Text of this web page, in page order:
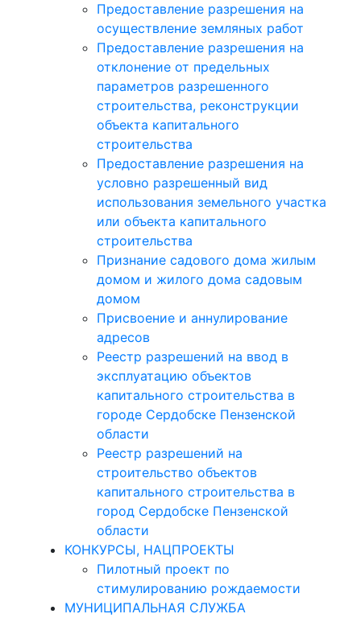
Предоставление разрешения на
осуществление земляных работ
Предоставление разрешения на
отклонение от предельных
параметров разрешенного
строительства, реконструкции
объекта капитального
строительства
Предоставление разрешения на
условно разрешенный вид
использования земельного участка
или объекта капитального
строительства
Признание садового дома жилым
домом и жилого дома садовым
домом
Присвоение и аннулирование
адресов
Реестр разрешений на ввод в
эксплуатацию объектов
капитального строительства в
городе Сердобске Пензенской
области
Реестр разрешений на
строительство объектов
капитального строительства в
город Сердобске Пензенской
области
КОНКУРСЫ, НАЦПРОЕКТЫ
Пилотный проект по
стимулированию рождаемости
МУНИЦИПАЛЬНАЯ СЛУЖБА